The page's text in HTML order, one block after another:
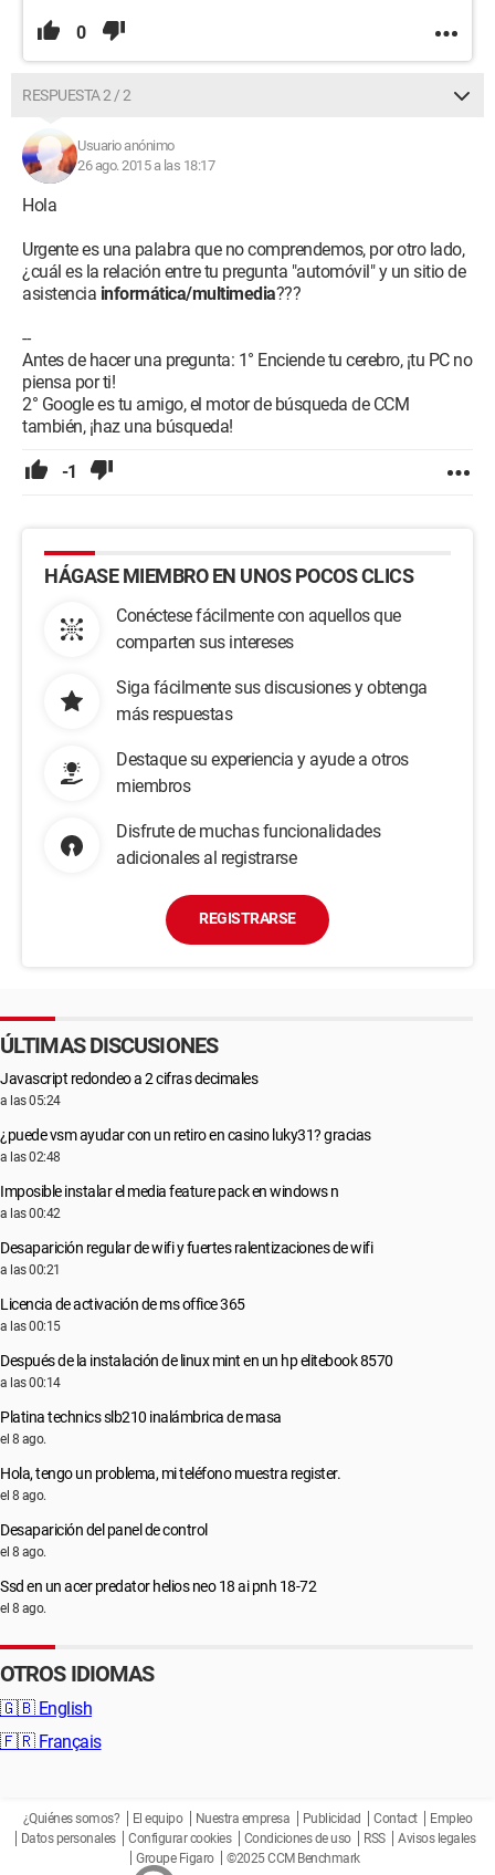
0
RESPUESTA 2 / 2
Usuario anónimo
26 ago. 2015 a las 18:17
Hola
Urgente es una palabra que no comprendemos, por otro lado,
¿cuál es la relación entre tu pregunta "automóvil" y un sitio de
asistencia informática/multimedia???
--
Antes de hacer una pregunta: 1° Enciende tu cerebro, ¡tu PC no
piensa por ti!
2° Google es tu amigo, el motor de búsqueda de CCM
también, ¡haz una búsqueda!
-1
HÁGASE MIEMBRO EN UNOS POCOS CLICS
Conéctese fácilmente con aquellos que
comparten sus intereses
Siga fácilmente sus discusiones y obtenga
más respuestas
Destaque su experiencia y ayude a otros
miembros
Disfrute de muchas funcionalidades
adicionales al registrarse
REGISTRARSE
ÚLTIMAS DISCUSIONES
Javascript redondeo a 2 cifras decimales
a las 05:24
¿puede vsm ayudar con un retiro en casino luky31? gracias
a las 02:48
Imposible instalar el media feature pack en windows n
a las 00:42
Desaparición regular de wifi y fuertes ralentizaciones de wifi
a las 00:21
Licencia de activación de ms office 365
a las 00:15
Después de la instalación de linux mint en un hp elitebook 8570
a las 00:14
Platina technics slb210 inalámbrica de masa
el 8 ago.
Hola, tengo un problema, mi teléfono muestra register.
el 8 ago.
Desaparición del panel de control
el 8 ago.
Ssd en un acer predator helios neo 18 ai pnh 18-72
el 8 ago.
OTROS IDIOMAS
🇬🇧 English
🇫🇷 Français
¿Quiénes somos? El equipo Nuestra empresa Publicidad Contact
Empleo
Datos personales
Configurar cookies Condiciones de uso RSS
Avisos legales
Groupe Figaro
©2025 CCM Benchmark